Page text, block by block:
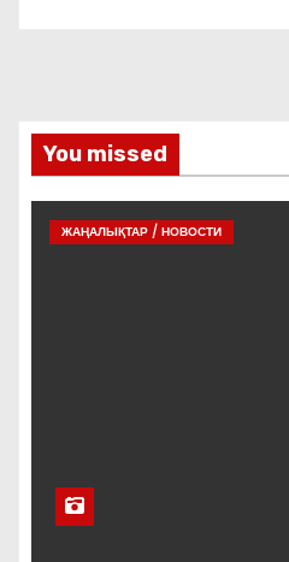
You missed
ЖАҢАЛЫҚТАР / НОВОСТИ